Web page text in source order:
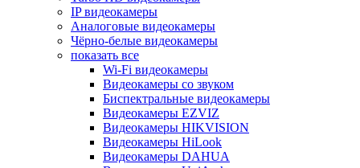
IP видеокамеры
Аналоговые видеокамеры
Чёрно-белые видеокамеры
показать все
Wi-Fi видеокамеры
Видеокамеры со звуком
Биспектральные видеокамеры
Видеокамеры EZVIZ
Видеокамеры HIKVISION
Видеокамеры HiLook
Видеокамеры DAHUA